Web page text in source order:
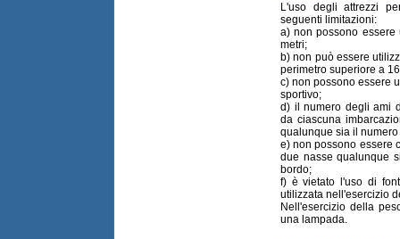
L'uso degli attrezzi
seguenti limitazioni:
a) non possono
metri;
b) non può essere
perimetro superiore a
c) non possono essere
sportivo;
d) il numero degli ami
da ciascuna
qualunque sia il
e) non possono essere
due nasse qualunque
bordo;
f) è vietato l'uso di
utilizzata nell'esercizio
Nell'esercizio della
una lampada.